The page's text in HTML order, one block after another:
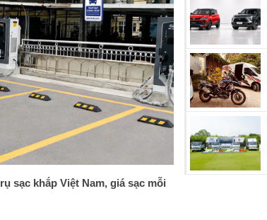
sạc khắp Việt Nam, giá sạc mỗi